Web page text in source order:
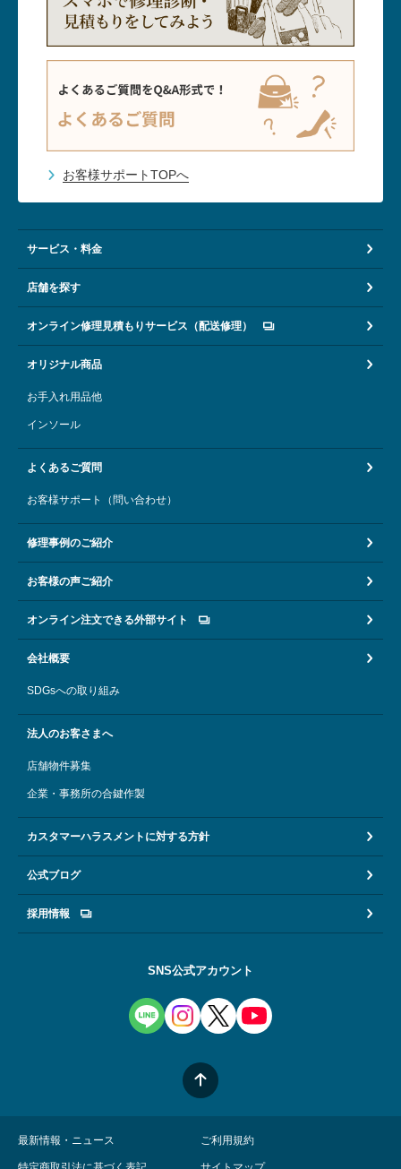
お客様サポートTOPへ
サービス・料金
店舗を探す
オンライン修理見積もりサービス（配送修理）
オリジナル商品
お手入れ用品他
インソール
よくあるご質問
お客様サポート（問い合わせ）
修理事例のご紹介
お客様の声ご紹介
オンライン注文できる外部サイト
会社概要
SDGsへの取り組み
法人のお客さまへ
店舗物件募集
企業・事務所の合鍵作製
カスタマーハラスメントに対する方針
公式ブログ
採用情報
SNS公式アカウント
最新情報・ニュース ご利用規約